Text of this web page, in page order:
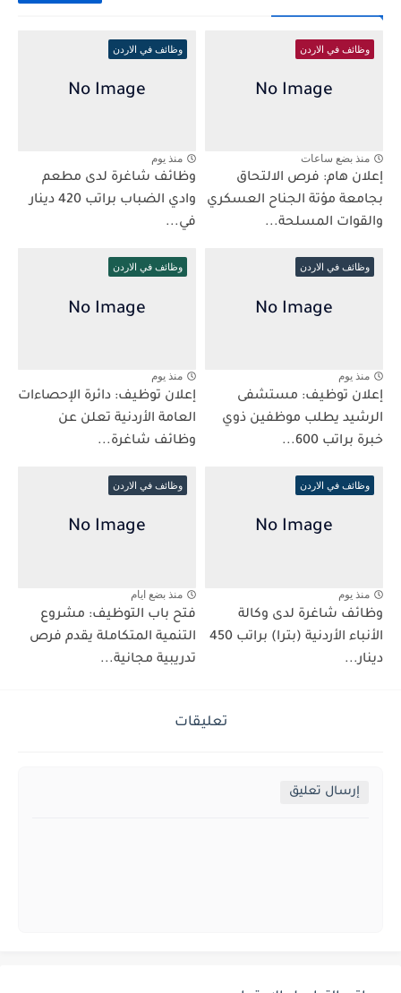
وظائف في الاردن
منذ بضع ساعات
إعلان هام: فرص الالتحاق
بجامعة مؤتة الجناح العسكري
والقوات المسلحة...
وظائف في الاردن
منذ يوم
وظائف شاغرة لدى مطعم
وادي الضباب براتب 420 دينار
في...
وظائف في الاردن
منذ يوم
إعلان توظيف: مستشفى
الرشيد يطلب موظفين ذوي
خبرة براتب 600...
وظائف في الاردن
منذ يوم
إعلان توظيف: دائرة الإحصاءات
العامة الأردنية تعلن عن
وظائف شاغرة...
وظائف في الاردن
منذ يوم
وظائف شاغرة لدى وكالة
الأنباء الأردنية (بترا) براتب 450
دينار...
وظائف في الاردن
منذ بضع ايام
فتح باب التوظيف: مشروع
التنمية المتكاملة يقدم فرص
تدريبية مجانية...
تعليقات
إرسال تعليق